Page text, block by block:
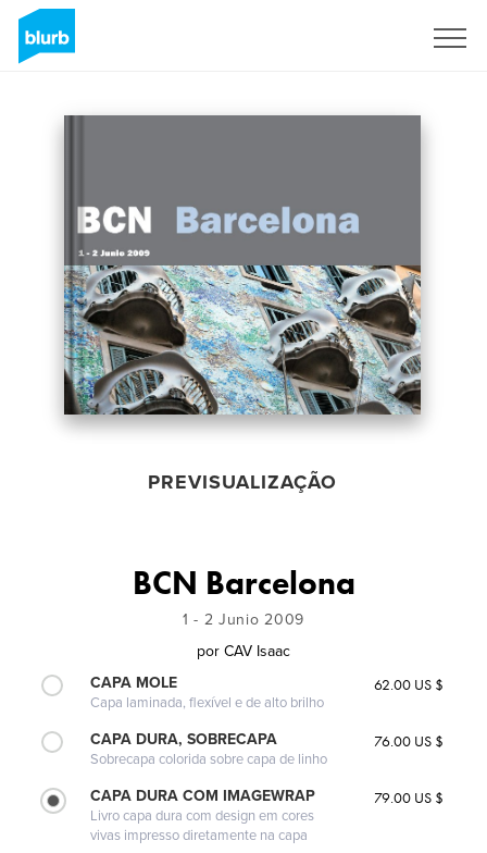
PREVISUALIZAÇÃO
BCN Barcelona
1 - 2 Junio 2009
por CAV Isaac
CAPA MOLE
Capa laminada, flexível e de alto brilho
62.00 US $
CAPA DURA, SOBRECAPA
Sobrecapa colorida sobre capa de linho
76.00 US $
CAPA DURA COM IMAGEWRAP
Livro capa dura com design em cores
vivas impresso diretamente na capa
79.00 US $